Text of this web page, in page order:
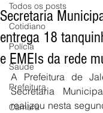
Todos os posts
Cotidiano
Polícia
Saúde
Prefeitura
Câmara
Secretaria
entrega 18
e EMEIs da rede
A Prefeitura de
Secretaria
realizou nesta